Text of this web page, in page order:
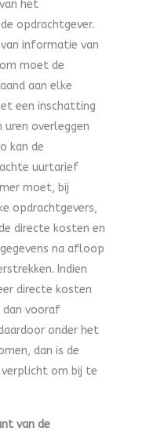
het
opdrachtgever.
informatie van
moet de
aan elke
een inschatting
uren overleggen
kan de
uurtarief
moet, bij
opdrachtgevers,
directe kosten en
na afloop
Indien
directe kosten
dan vooraf
onder het
dan is de
om bij te
van de